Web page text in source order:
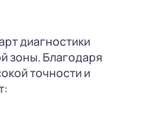
диагностики
зоны. Благодаря
точности и